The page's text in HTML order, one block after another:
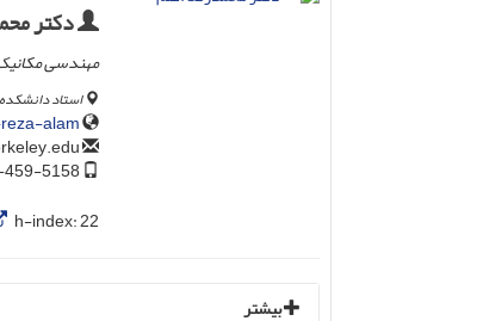
دکتر
مهندسی
استاد
alam/
h-index:22
بیشتر